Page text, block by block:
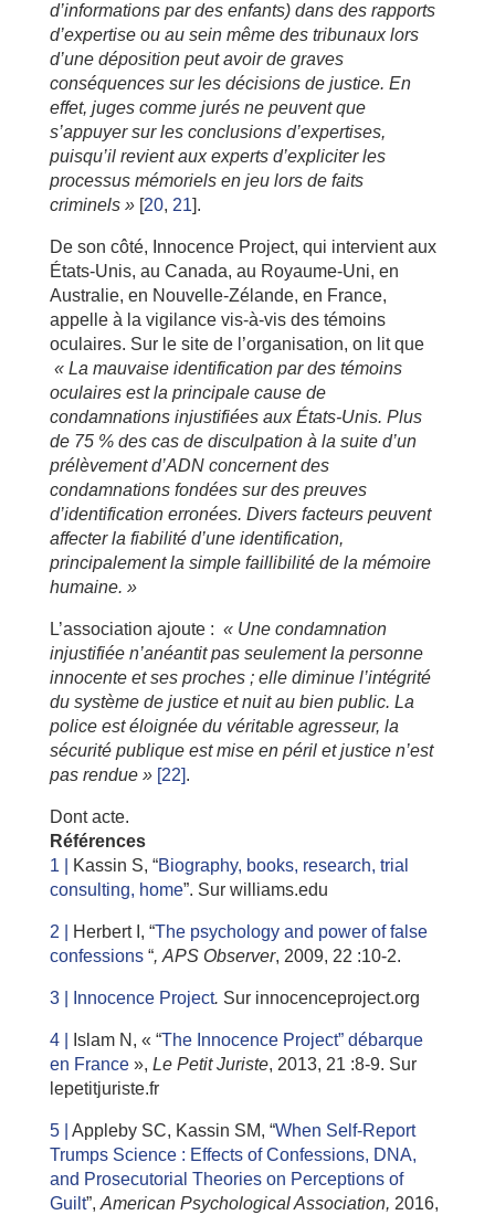
d’informations par des enfants) dans des rapports
d’expertise ou au sein même des tribunaux lors
d’une déposition peut avoir de graves
conséquences sur les décisions de justice. En
effet, juges comme jurés ne peuvent que
s’appuyer sur les conclusions d’expertises,
puisqu’il revient aux experts d’expliciter les
processus mémoriels en jeu lors de faits
criminels »[ 20, 21].
De son côté, Innocence Project, qui intervient aux
États-Unis, au Canada, au Royaume-Uni, en
Australie, en Nouvelle-Zélande, en France,
appelle à la vigilance vis-à-vis des témoins
oculaires. Sur le site de l’organisation, on lit que
« La mauvaise identification par des témoins
oculaires est la principale cause de
condamnations injustifiées aux États-Unis. Plus
de 75 % des cas de disculpation à la suite d’un
prélèvement d’ADN concernent des
condamnations fondées sur des preuves
d’identification erronées. Divers facteurs peuvent
affecter la fiabilité d’une identification,
principalement la simple faillibilité de la mémoire
humaine. »
L’association ajoute : « Une condamnation
injustifiée n’anéantit pas seulement la personne
innocente et ses proches ; elle diminue l’intégrité
du système de justice et nuit au bien public. La
police est éloignée du véritable agresseur, la
sécurité publique est mise en péril et justice n’est
pas rendue » [22] .
Dont acte.
Références
1 |
Kassin S, “Biography, books, research, trial
consulting, home”. Sur williams.edu
2 | Herbert I, “The psychology and power of false
confessions“, APS Observer, 2009, 22 :10-2.
3 | Innocence Project. Sur innocenceproject.org
4 | Islam N, « “The Innocence Project” débarque
en France», Le Petit Juriste, 2013, 21 :8-9. Sur
lepetitjuriste.fr
5 | Appleby SC, Kassin SM, “When Self-Report
Trumps Science : Effects of Confessions, DNA,
and Prosecutorial Theories on Perceptions of
Guilt”,American Psychological Association, 2016,